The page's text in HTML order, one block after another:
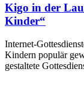
Kigo in der
Kinder“
Internet-
Kindern populär
gestaltete